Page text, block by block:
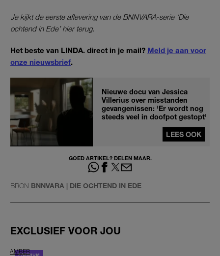
Je kijkt de eerste aflevering van de BNNVARA-serie ‘Die
ochtend in Ede’ hier terug.
Het beste van LINDA. direct in je mail? Meld je aan voor
onze nieuwsbrief.
Nieuwe docu van Jessica
Villerius over misstanden
gevangenissen: 'Er wordt nog
steeds veel in doofpot gestopt'
LEES OOK
GOED ARTIKEL? DELEN MAAR.
BRON BNNVARA | DIE OCHTEND IN EDE
EXCLUSIEF VOOR JOU
AMBER